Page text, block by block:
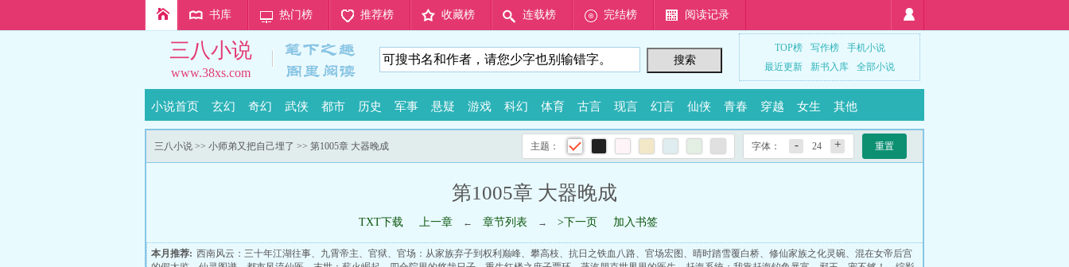
书库 热门榜 推荐榜 收藏榜 连载榜 完结榜 阅读记录
三八小说
www.38xs.com
TOP榜 写作榜
手机小说
最近更新
新书入库 全部小说
小说首页 玄幻 奇幻 武侠 都市 历史 军事 悬疑 游戏 科幻 体育 古言 现言 幻言 仙侠 青春 穿越 女生 其他
三八小说 >> 小师弟又把自己埋了 >> 第1005章 大器晚成 主题： 字体： - 24 + 重置
第1005章 大器晚成
TXT下载 上一章 ← 章节列表 → >下一页 加入书签
本月推荐: 西南风云：三十年江湖往事、 九霄帝主、 官狱、 官场：从家族弃子到权利巅峰、 攀高枝、 抗日之铁血八路、 官场宏图 、 晴时踏雪覆白桥、 修仙家族之化灵碗、 混在女帝后宫